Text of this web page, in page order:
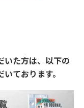
た方は、以下の
ております。